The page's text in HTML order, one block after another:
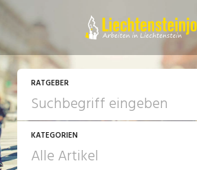
RATGEBER
KATEGORIEN